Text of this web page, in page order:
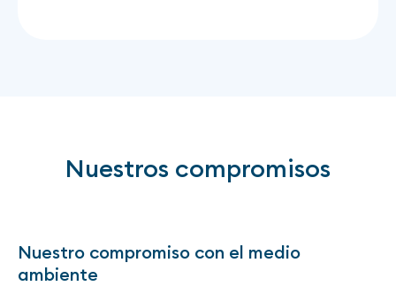
Nuestros compromisos
Nuestro compromiso con el medio
ambiente